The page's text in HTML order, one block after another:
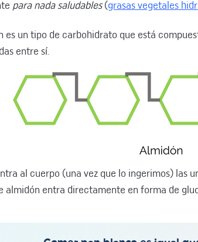
para nada saludables(grasas vegetales
es un tipo de carbohidrato que está
entre sí.
al cuerpo (una vez que lo ingerimos) las
almidón entra directamente en forma de